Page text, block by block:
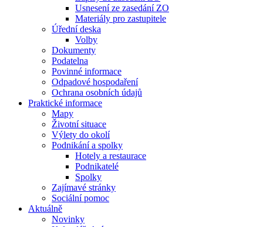
Usnesení ze zasedání ZO
Materiály pro zastupitele
Úřední deska
Volby
Dokumenty
Podatelna
Povinné informace
Odpadové hospodaření
Ochrana osobních údajů
Praktické informace
Mapy
Životní situace
Výlety do okolí
Podnikání a spolky
Hotely a restaurace
Podnikatelé
Spolky
Zajímavé stránky
Sociální pomoc
Aktuálně
Novinky